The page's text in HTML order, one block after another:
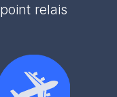
point relais